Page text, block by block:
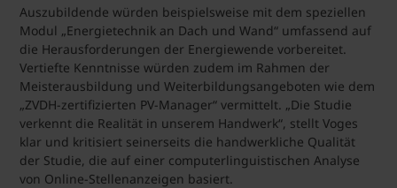
Auszubildende würden beispielsweise mit dem speziellen
Modul „Energietechnik an Dach und Wand“ umfassend auf
die Herausforderungen der Energiewende vorbereitet.
Vertiefte Kenntnisse würden zudem im Rahmen der
Meisterausbildung und Weiterbildungsangeboten wie dem
„ZVDH-zertifizierten PV-Manager“ vermittelt. „Die Studie
verkennt die Realität in unserem Handwerk“, stellt Voges
klar und kritisiert seinerseits die handwerkliche Qualität
der Studie, die auf einer computerlinguistischen Analyse
von Online-Stellenanzeigen basiert.